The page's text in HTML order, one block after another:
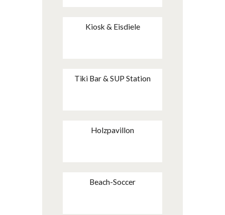
Kiosk & Eisdiele
Tiki Bar & SUP Station
Holzpavillon
Beach-Soccer